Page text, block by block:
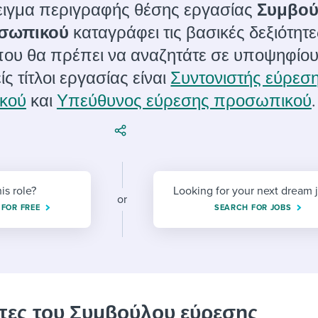
employee experiences
Workable customer stories
Workable customer stories
Workable customer stories
περιγραφής θέσης εργασίας
καταγράφει τις βασικές
θα πρέπει να αναζητάτε σε
τίτλοι εργασίας είναι Συντονιστής
και Υπεύθυνος εύρεσης προσωπικού.
role?
FREE
or
Looking for your next dream
SEARCH FOR JOBS
του Συμβούλου εύρεσης